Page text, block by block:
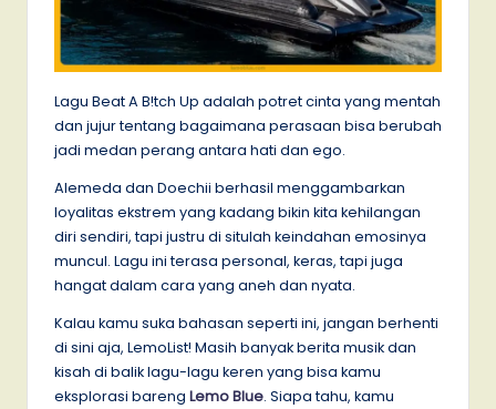
Lagu Beat A B!tch Up adalah potret cinta yang mentah
dan jujur tentang bagaimana perasaan bisa berubah
jadi medan perang antara hati dan ego.
Alemeda dan Doechii berhasil menggambarkan
loyalitas ekstrem yang kadang bikin kita kehilangan
diri sendiri, tapi justru di situlah keindahan emosinya
muncul. Lagu ini terasa personal, keras, tapi juga
hangat dalam cara yang aneh dan nyata.
Kalau kamu suka bahasan seperti ini, jangan berhenti
di sini aja, LemoList! Masih banyak berita musik dan
kisah di balik lagu-lagu keren yang bisa kamu
eksplorasi bareng Lemo Blue. Siapa tahu, kamu